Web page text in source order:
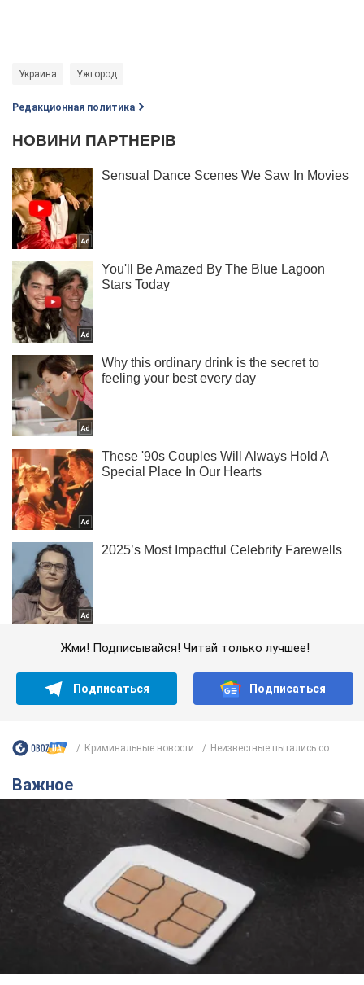
Украина Ужгород
Редакционная политика
Жми! Подписывайся! Читай только лучшее!
Подписаться Подписаться
Криминальные новости Неизвестные пытались со...
Важное